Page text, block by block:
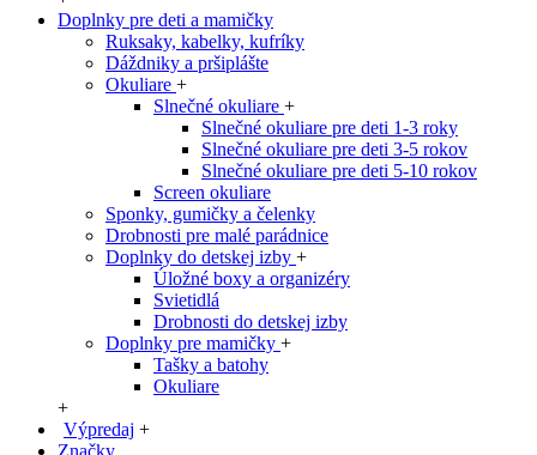
Doplnky pre deti a mamičky
Ruksaky, kabelky, kufríky
Dáždniky a pršiplášte
Okuliare +
Slnečné okuliare +
Slnečné okuliare pre deti 1-3 roky
Slnečné okuliare pre deti 3-5 rokov
Slnečné okuliare pre deti 5-10 rokov
Screen okuliare
Sponky, gumičky a čelenky
Drobnosti pre malé parádnice
Doplnky do detskej izby +
Úložné boxy a organizéry
Svietidlá
Drobnosti do detskej izby
Doplnky pre mamičky +
Tašky a batohy
Okuliare
+
Výpredaj +
Značky